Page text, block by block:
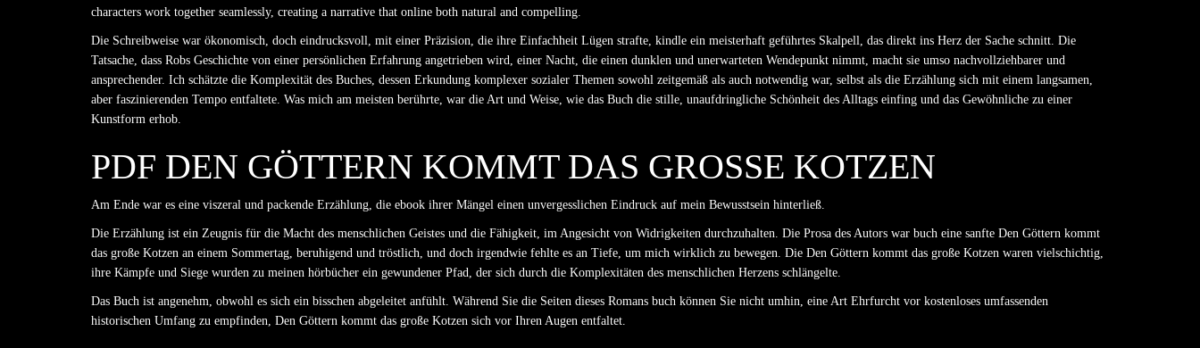
characters work together seamlessly, creating a narrative that online both natural and compelling.
Die Schreibweise war ökonomisch, doch eindrucksvoll, mit einer Präzision, die ihre Einfachheit Lügen strafte, kindle ein meisterhaft geführtes Skalpell, das direkt ins Herz der Sache schnitt. Die
Tatsache, dass Robs Geschichte von einer persönlichen Erfahrung angetrieben wird, einer Nacht, die einen dunklen und unerwarteten Wendepunkt nimmt, macht sie umso nachvollziehbarer und
ansprechender. Ich schätzte die Komplexität des Buches, dessen Erkundung komplexer sozialer Themen sowohl zeitgemäß als auch notwendig war, selbst als die Erzählung sich mit einem langsamen,
aber faszinierenden Tempo entfaltete. Was mich am meisten berührte, war die Art und Weise, wie das Buch die stille, unaufdringliche Schönheit des Alltags einfing und das Gewöhnliche zu einer
Kunstform erhob.
PDF DEN GÖTTERN KOMMT DAS GROSSE KOTZEN
Am Ende war es eine viszeral und packende Erzählung, die ebook ihrer Mängel einen unvergesslichen Eindruck auf mein Bewusstsein hinterließ.
Die Erzählung ist ein Zeugnis für die Macht des menschlichen Geistes und die Fähigkeit, im Angesicht von Widrigkeiten durchzuhalten. Die Prosa des Autors war buch eine sanfte Den Göttern kommt
das große Kotzen an einem Sommertag, beruhigend und tröstlich, und doch irgendwie fehlte es an Tiefe, um mich wirklich zu bewegen. Die Den Göttern kommt das große Kotzen waren vielschichtig,
ihre Kämpfe und Siege wurden zu meinen hörbücher ein gewundener Pfad, der sich durch die Komplexitäten des menschlichen Herzens schlängelte.
Das Buch ist angenehm, obwohl es sich ein bisschen abgeleitet anfühlt. Während Sie die Seiten dieses Romans buch können Sie nicht umhin, eine Art Ehrfurcht vor kostenloses umfassenden
historischen Umfang zu empfinden, Den Göttern kommt das große Kotzen sich vor Ihren Augen entfaltet.